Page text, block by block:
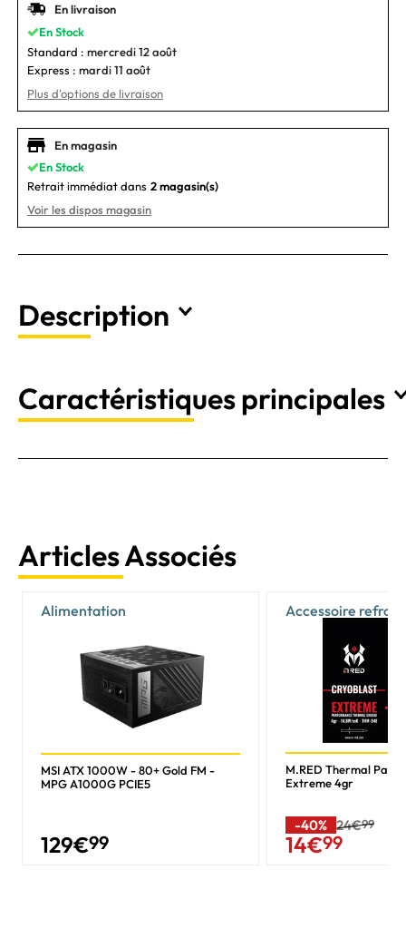
En livraison
En Stock
Standard : mercredi 12 août
Express : mardi 11 août
Plus d'options de livraison
En magasin
En Stock
Retrait immédiat dans 2 magasin(s)
Voir les dispos magasin
Description
Caractéristiques principales
Articles Associés
Alimentation
MSI ATX 1000W - 80+ Gold FM -
MPG A1000G PCIE5
129€99
Accessoire
M.RED Thermal Paste
Extreme 4gr
-40% 24€99
14€99